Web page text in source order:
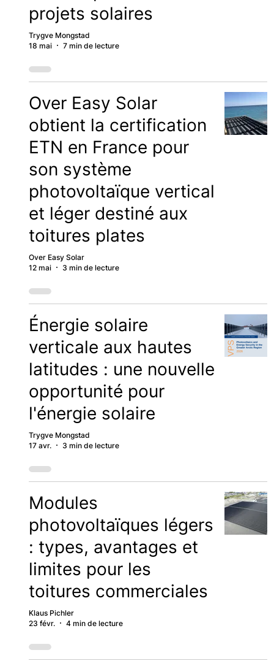
projets solaires
Trygve Mongstad
18 mai
7 min de lecture
Over Easy Solar
obtient la certification
ETN en France pour
son système
photovoltaïque vertical
et léger destiné aux
toitures plates
Over Easy Solar
12 mai
3 min de lecture
Énergie solaire
verticale aux hautes
latitudes : une nouvelle
opportunité pour
l'énergie solaire
Trygve Mongstad
17 avr.
3 min de lecture
Modules
photovoltaïques légers
: types, avantages et
limites pour les
toitures commerciales
Klaus Pichler
23 févr.
4 min de lecture